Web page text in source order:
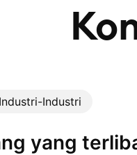
Industri-Industri